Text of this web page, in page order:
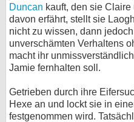
Duncan kauft, den sie
davon erfährt, stellt sie
nicht zu wissen, dann
unverschämten Verhaltens
macht ihr
Jamie fernhalten soll.
Getrieben durch ihre
Hexe an und lockt sie in
festgenommen wird.